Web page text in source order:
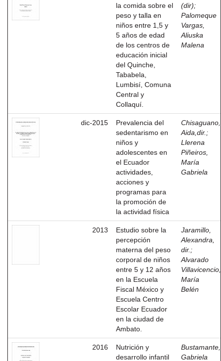
la comida sobre el
peso y talla en
niños entre 1,5 y
5 años de edad
de los centros de
educación inicial
del Quinche,
Tababela,
Lumbisí, Comuna
Central y
Collaquí.
(dir);
Palomeque
Vargas,
Aliuska
Malena
dic-2015
Prevalencia del
sedentarismo en
niños y
adolescentes en
el Ecuador
actividades,
acciones y
programas para
la promoción de
la actividad física
Chisaguano,
Aida,dir. ;
Llerena
Piñeiros,
María
Gabriela
2013
Estudio sobre la
percepción
materna del peso
corporal de niños
entre 5 y 12 años
en la Escuela
Fiscal México y
Escuela Centro
Escolar Ecuador
en la ciudad de
Ambato.
Jaramillo,
Alexandra,
dir. ;
Alvarado
Villavicencio,
María
Belén
2016
Nutrición y
desarrollo infantil
Bustamante,
Gabriela